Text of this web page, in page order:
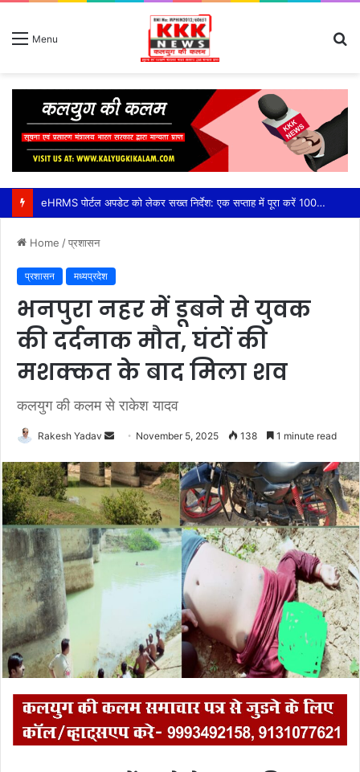
Menu
eHRMS पोर्टल अपडेट को लेकर सख्त निर्देश: एक सप्ताह में पूरा करें 100% सेवा अभिलेख अपलोड,तकनीकी दिक्कतों के समाधान के लिए जिला स्तर पर तीन सदस्यीय सहायता दल गठित, सीईओ हरसिमरनप्रीत कौर ने तय की समय-सीमा
Home /प्रशासन
प्रशासन मध्यप्रदेश
भनपुरा नहर में डूबने से युवक
की दर्दनाक मौत, घंटों की
मशक्कत के बाद मिला शव
कलयुग की कलम से राकेश यादव
Rakesh Yadav
n
d
a
n
e
November 5, 2025 138 1 minute read